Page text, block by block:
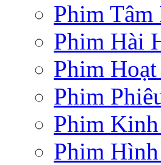
Phim
Phim Hài
Phim
Phim
Phim
Phim